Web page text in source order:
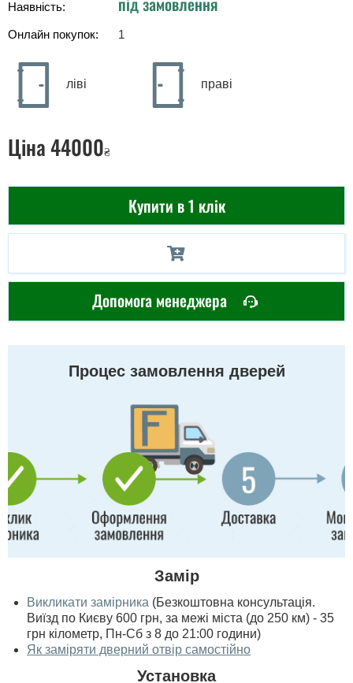
Наявність:
Онлайн покупок: 1
ліві праві
Ціна44000₴
Купити в 1 клік
Допомога менеджера
Процес замовлення дверей
Замір
Викликати замірника (Безкоштовна консультація.
Виїзд по Києву 600 грн, за межі міста (до 250 км) - 35
грн кілометр, Пн-Сб з 8 до 21:00 години)
Як заміряти дверний отвір самостійно
Установка